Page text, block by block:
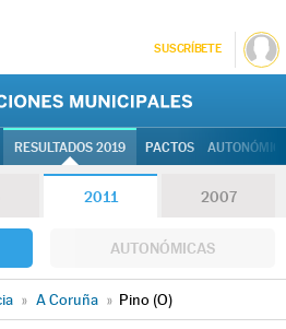
SUSCRÍBETE
RESULTADOS 2019 PACTOS
2011 2007
AUTONÓMICAS
» A Coruña » Pino (O)